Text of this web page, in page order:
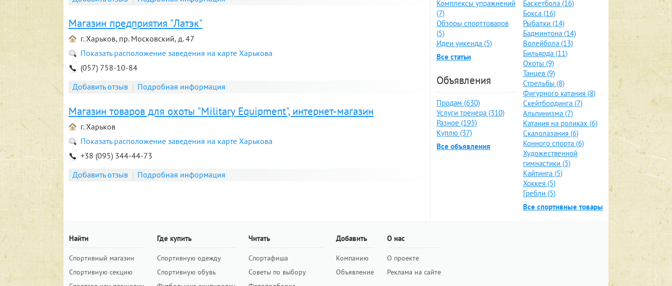
Магазин предприятия "Латэк"
г. Харьков, пр. Московский, д. 47
Показать расположение заведения на карте Харькова
(057) 758-10-84
Добавить отзыв
Подробная информация
Магазин товаров для охоты "Military Equipment", интернет-магазин
г. Харьков
Показать расположение заведения на карте Харькова
+38 (095) 344-44-73
Добавить отзыв
Подробная информация
Комплексы упражнений
(7)
Обзоры спорттоваров
(5)
Идеи уикенда (5)
Все статьи
Объявления
Продам (630)
Услуги тренера (310)
Разное (195)
Куплю (37)
Все объявления
Баскетбола (16)
Бокса (16)
Рыбалки (14)
Бадминтона (14)
Волейбола (13)
Бильярда (11)
Охоты (9)
Танцев (9)
Стрельбы (8)
Фигурного катания (8)
Скейтбординга (7)
Альпинизма (7)
Катания на роликах (6)
Скалолазания (6)
Конного спорта (6)
Художественной
гимнастики (5)
Кайтинга (5)
Хоккея (5)
Гребли (5)
Все спортивные товары
Найти
Спортивный магазин
Спортивную секцию
Где купить
Спортивную одежду
Спортивную обувь
Читать
Спортафиша
Советы по выбору
Добавить
Компанию
Объявление
О нас
О проекте
Реклама на сайте